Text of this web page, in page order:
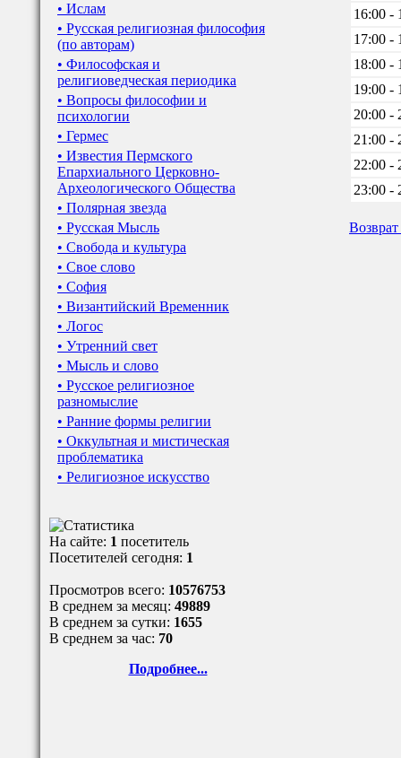
• Ислам
• Русская религиозная философия
(по авторам)
• Философская и
религиоведческая периодика
• Вопросы философии и
психологии
• Гермес
• Известия Пермского
Епархиального Церковно-
Археологического Общества
• Полярная звезда
• Русская Мысль
• Свобода и культура
• Свое слово
• София
• Византийский Временник
• Логос
• Утренний свет
• Мысль и слово
• Русское религиозное
разномыслие
• Ранние формы религии
• Оккультная и мистическая
проблематика
• Религиозное искусство
На сайте: 1 посетитель
Посетителей сегодня: 1
Просмотров всего: 10576753
В среднем за месяц: 49889
В среднем за сутки: 1655
В среднем за час: 70
Подробнее...
16:00 -
17:00 -
18:00 -
19:00 -
20:00 -
21:00 -
22:00 -
23:00 -
Возврат